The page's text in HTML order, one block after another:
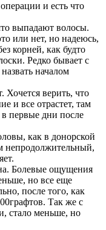
и есть что
выпадают волосы.
или нет, но надеюсь,
корней, как будто
Редко бывает с
началом
Хочется верить, что
и все отрастет, там
первые дни после
как в донорской
непродолжительный,
Болевые ощущения
но все еще
после того, как
Так же с
стало меньше, но